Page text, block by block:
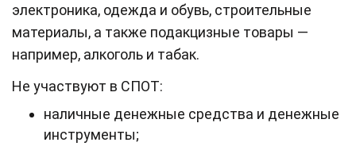
электроника, одежда и обувь, строительные
материалы, а также подакцизные товары —
например, алкоголь и табак.
Не участвуют в СПОТ:
наличные денежные средства и денежные
инструменты;